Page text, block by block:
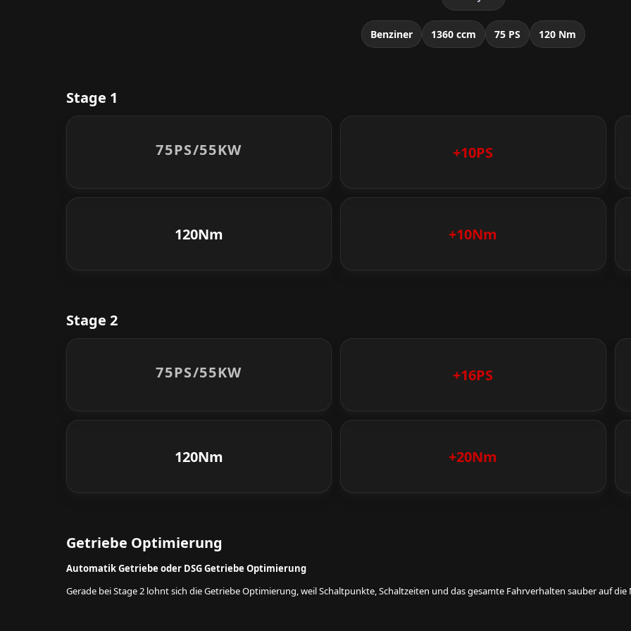
Benziner 1360 ccm 75 PS 120 Nm
Stage 1
75PS/55KW +10PS
120Nm +10Nm
Stage 2
75PS/55KW +16PS
120Nm +20Nm
Getriebe Optimierung
Automatik Getriebe oder DSG Getriebe Optimierung
Gerade bei Stage 2 lohnt sich die Getriebe Optimierung, weil Schaltpunkte, Schaltzeiten und das gesamte Fahrverhalten sauber auf